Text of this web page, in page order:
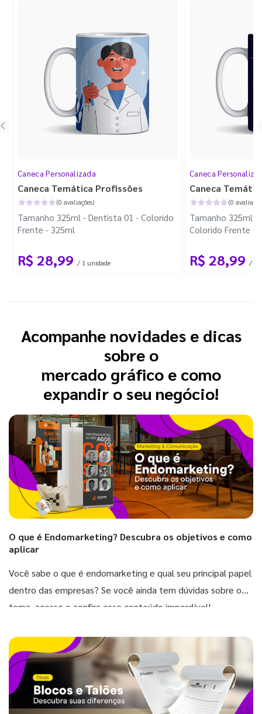
Caneca Personalizada
Caneca Temática Profissões
(0 avaliações)
Tamanho 325ml - Dentista 01 - Colorido
Frente - 325ml
R$ 28,99 / 1 unidade
Caneca
Caneca
(0
Tamanho 325ml -
Colorido Frente -
R$ 28,99 / 1
Acompanhe novidades e dicas
sobre o
mercado gráfico e como
expandir o seu negócio!
O que é Endomarketing? Descubra os objetivos e como
aplicar
Você sabe o que é endomarketing e qual seu principal papel
dentro das empresas? Se você ainda tem dúvidas sobre o
tema, acesse e confira esse conteúdo imperdível!